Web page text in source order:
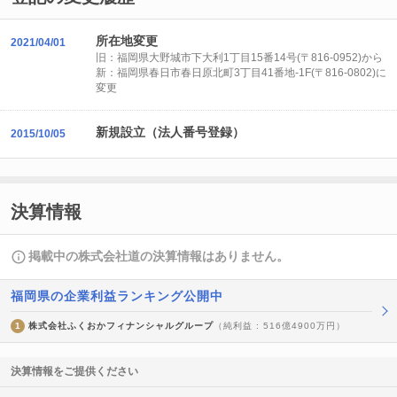
2021/04/01 所在地変更
旧：福岡県大野城市下大利1丁目15番14号(〒816-0952)から
新：福岡県春日市春日原北町3丁目41番地-1F(〒816-0802)に
変更
2015/10/05 新規設立（法人番号登録）
決算情報
掲載中の株式会社道の決算情報はありません。
福岡県の企業利益ランキング公開中
1 株式会社ふくおかフィナンシャルグループ （純利益 : 516億4900万円）
決算情報をご提供ください